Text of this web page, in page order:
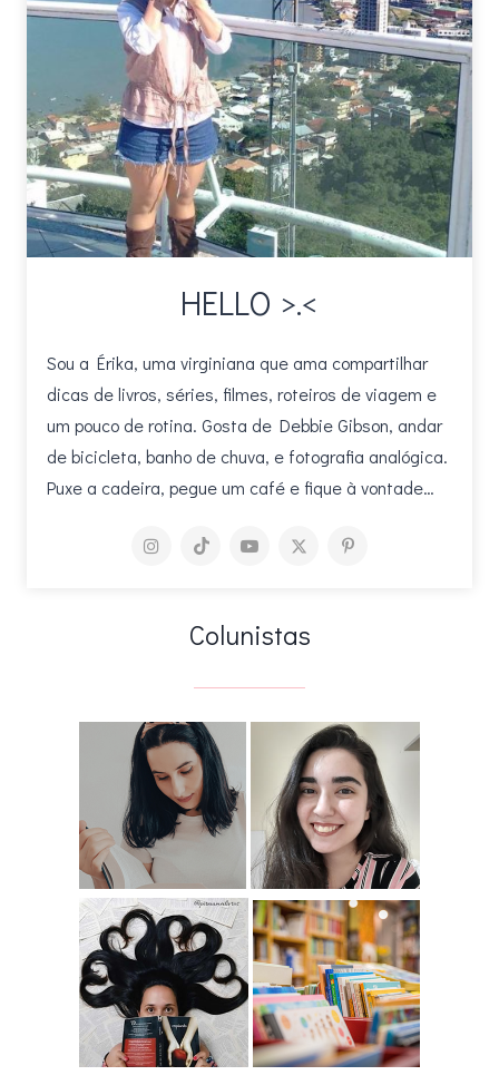
HELLO >.<
Sou a Érika, uma virginiana que ama compartilhar
dicas de livros, séries, filmes, roteiros de viagem e
um pouco de rotina. Gosta de Debbie Gibson, andar
de bicicleta, banho de chuva, e fotografia analógica.
Puxe a cadeira, pegue um café e fique à vontade…
Colunistas